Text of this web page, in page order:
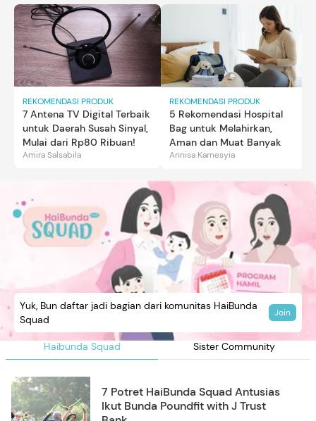
REKOMENDASI PRODUK
7 Antena TV Digital Terbaik
untuk Daerah Susah Sinyal,
Mulai dari Rp80 Ribuan!
Amira Salsabila
REKOMENDASI PRODUK
5 Rekomendasi Hospital
Bag untuk Melahirkan,
Aman dan Muat Banyak
Annisa Karnesyia
Haibunda Squad Sister Community
Yuk, Bun daftar jadi bagian dari komunitas HaiBunda
Squad
Join
7 Potret HaiBunda Squad Antusias
Ikut Bunda Poundfit with J Trust